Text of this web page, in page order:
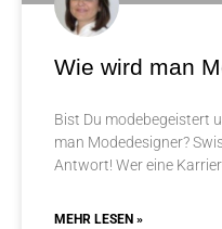
Wie wird man
Bist Du modebegeistert
man Modedesigner?
Antwort! Wer eine
MEHR LESEN »